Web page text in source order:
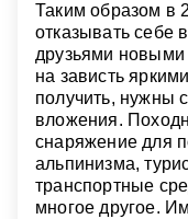
Таким образом в
отказывать себе
друзьями новыми
на зависть
получить, нужны
вложения.
снаряжение для
альпинизма,
транспортные
многое другое.